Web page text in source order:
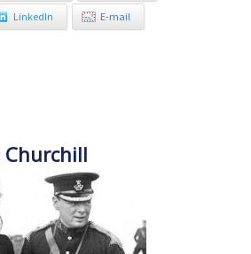
LinkedIn E-mail
Churchill